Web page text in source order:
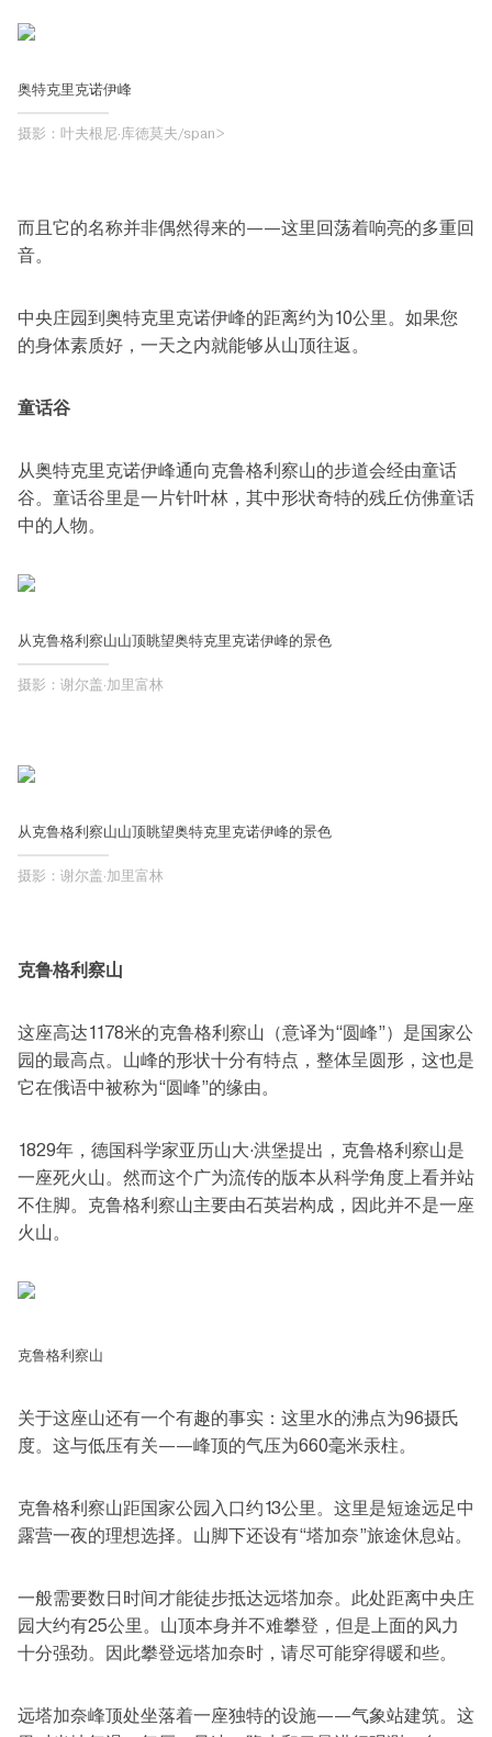
奥特克里克诺伊峰
摄影：叶夫根尼·库徳莫夫/span>
而且它的名称并非偶然得来的——这里回荡着响亮的多重回
音。
中央庄园到奥特克里克诺伊峰的距离约为10公里。如果您
的身体素质好，一天之内就能够从山顶往返。
童话谷
从奥特克里克诺伊峰通向克鲁格利察山的步道会经由童话
谷。童话谷里是一片针叶林，其中形状奇特的残丘仿佛童话
中的人物。
从克鲁格利察山山顶眺望奥特克里克诺伊峰的景色
摄影：谢尔盖·加里富林
从克鲁格利察山山顶眺望奥特克里克诺伊峰的景色
摄影：谢尔盖·加里富林
克鲁格利察山
这座高达1178米的克鲁格利察山（意译为“圆峰”）是国家公
园的最高点。山峰的形状十分有特点，整体呈圆形，这也是
它在俄语中被称为“圆峰”的缘由。
1829年，德国科学家亚历山大·洪堡提出，克鲁格利察山是
一座死火山。然而这个广为流传的版本从科学角度上看并站
不住脚。克鲁格利察山主要由石英岩构成，因此并不是一座
火山。
克鲁格利察山
关于这座山还有一个有趣的事实：这里水的沸点为96摄氏
度。这与低压有关——峰顶的气压为660毫米汞柱。
克鲁格利察山距国家公园入口约13公里。这里是短途远足中
露营一夜的理想选择。山脚下还设有“塔加奈”旅途休息站。
一般需要数日时间才能徒步抵达远塔加奈。此处距离中央庄
园大约有25公里。山顶本身并不难攀登，但是上面的风力
十分强劲。因此攀登远塔加奈时，请尽可能穿得暖和些。
远塔加奈峰顶处坐落着一座独特的设施——气象站建筑。这